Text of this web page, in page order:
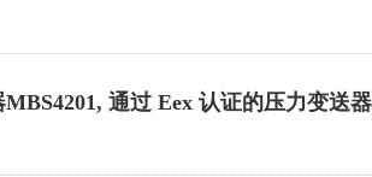
通过 Eex 认证的压力变送器